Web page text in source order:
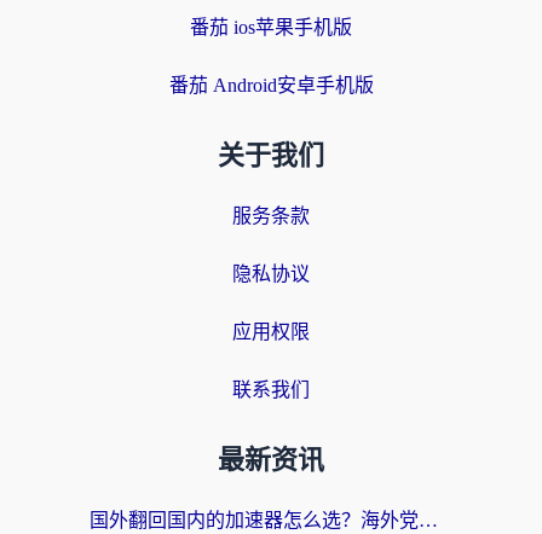
番茄 ios苹果手机版
番茄 Android安卓手机版
关于我们
服务条款
隐私协议
应用权限
联系我们
最新资讯
国外翻回国内的加速器怎么选？海外党亲测实用指南，告别地域限制